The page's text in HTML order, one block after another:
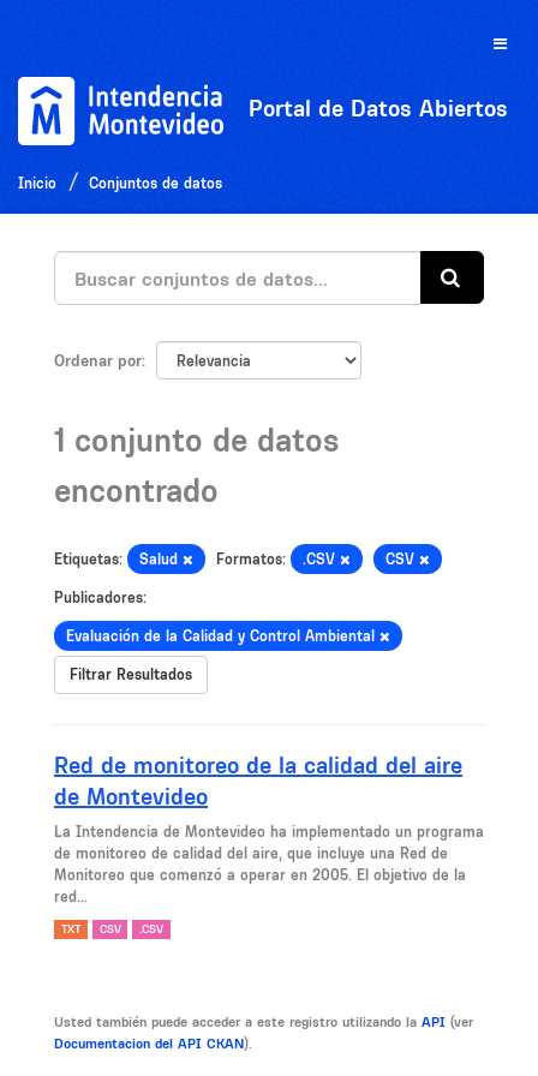
Toggle
Portal de Datos Abiertos
Inicio Conjuntos de datos
Ordenar por
1 conjunto de datos
encontrado
Etiquetas: Salud Formatos: .CSV CSV
Publicadores:
Evaluación de la Calidad y Control Ambiental
Filtrar Resultados
Red de monitoreo de la calidad del aire
de Montevideo
La Intendencia de Montevideo ha implementado un programa
de monitoreo de calidad del aire, que incluye una Red de
Monitoreo que comenzó a operar en 2005. El objetivo de la
red...
TXT CSV .CSV
Usted también puede acceder a este registro utilizando la API (ver
Documentacion del API CKAN).